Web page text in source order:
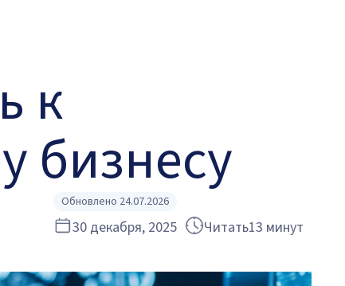
к
бизнесу
Обновлено 24.07.2026
30 декабря, 2025 Читать13 минут